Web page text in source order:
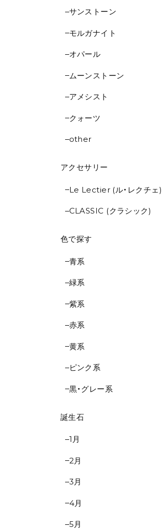
サンストーン
モルガナイト
オパール
ムーンストーン
アメシスト
クォーツ
other
アクセサリー
Le Lectier (ル・レクチェ)
CLASSIC (クラシック)
色で探す
青系
緑系
紫系
赤系
黄系
ピンク系
黒・グレー系
誕生石
1月
2月
3月
4月
5月